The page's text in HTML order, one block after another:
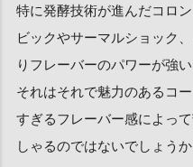
特に発酵技術が進んだコロ
ビックやサーマルショック
りフレーバーのパワーが強
それはそれで魅力のあるコ
すぎるフレーバー感によっ
しゃるのではないでしょうか